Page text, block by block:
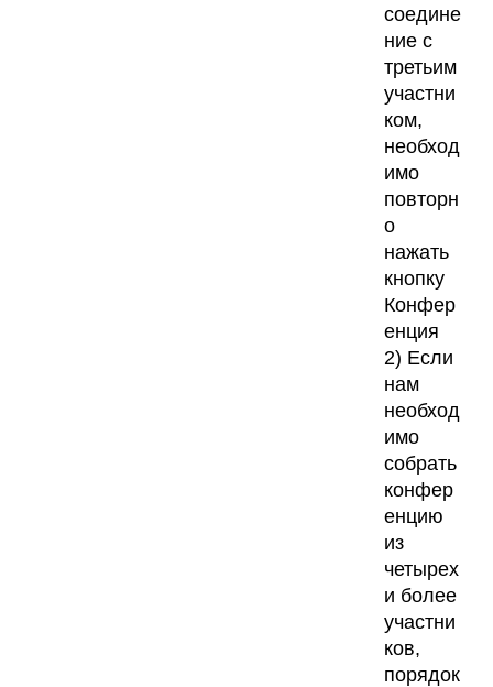
соедине
ние с
третьим
участни
ком,
необход
имо
повторн
о
нажать
кнопку
Конфер
енция
2) Если
нам
необход
имо
собрать
конфер
енцию
из
четырех
и более
участни
ков,
порядок